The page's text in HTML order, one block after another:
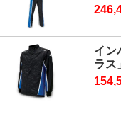
イン
ラス